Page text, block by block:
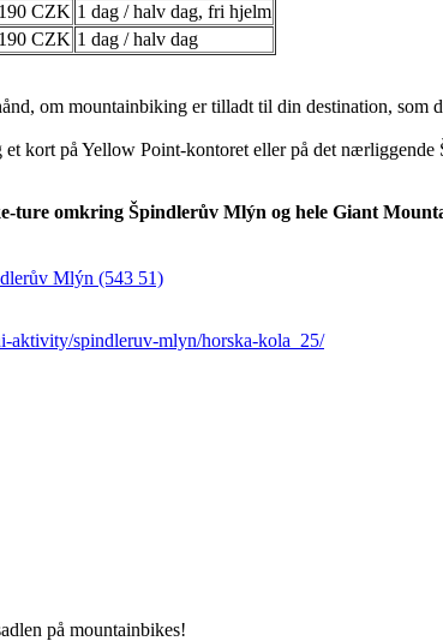
CZK 1 dag / halv dag, fri hjelm
CZK 1 dag / halv dag
om mountainbiking er tilladt til din destination, som
kort på Yellow Point-kontoret eller på det
ture omkring Špindlerův Mlýn og hele Giant
Mlýn (543 51)
aktivity/spindleruv-mlyn/horska-kola_25/
på mountainbikes!